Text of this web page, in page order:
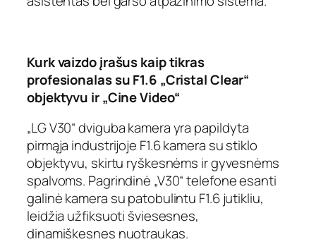
Kurk vaizdo įrašus kaip tikras
profesionalas su F1.6 „Cristal Clear“
objektyvu ir „Cine Video“
„LG V30“ dviguba kamera yra papildyta
pirmąja industrijoje F1.6 kamera su stiklo
objektyvu, skirtu ryškesnėms ir gyvesnėms
spalvoms. Pagrindinė „V30“ telefone esanti
galinė kamera su patobulintu F1.6 jutikliu,
leidžia užfiksuoti šviesesnes,
dinamiškesnes nuotraukas.